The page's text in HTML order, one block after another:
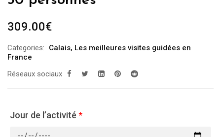
309.00€
Categories: Calais, Les meilleures visites guidées en
France
Réseaux sociaux
Jour de l’activité *